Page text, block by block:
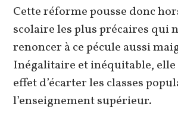
Cette réforme pousse donc
scolaire les plus précaires qui
renoncer à ce pécule aussi
Inégalitaire et inéquitable,
effet d’écarter les classes
l’enseignement supérieur.